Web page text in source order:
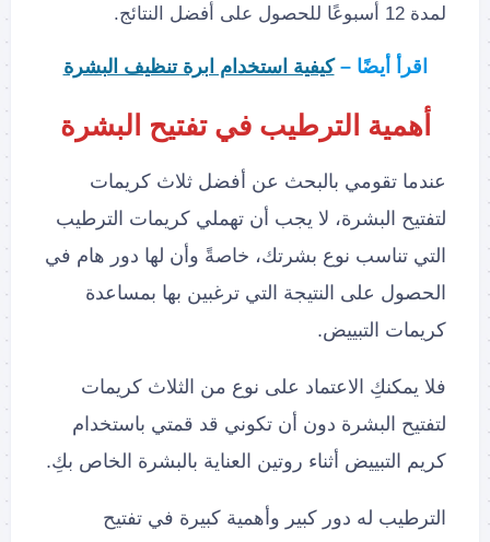
لمدة 12 أسبوعًا للحصول على أفضل النتائج.
اقرأ أيضًا –كيفية استخدام ابرة تنظيف البشرة
أهمية الترطيب في تفتيح البشرة
عندما تقومي بالبحث عن أفضل ثلاث كريمات
لتفتيح البشرة، لا يجب أن تهملي كريمات الترطيب
التي تناسب نوع بشرتك، خاصةً وأن لها دور هام في
الحصول على النتيجة التي ترغبين بها بمساعدة
كريمات التبييض.
فلا يمكنكِ الاعتماد على نوع من الثلاث كريمات
لتفتيح البشرة دون أن تكوني قد قمتي باستخدام
كريم التبييض أثناء روتين العناية بالبشرة الخاص بكِ.
الترطيب له دور كبير وأهمية كبيرة في تفتيح